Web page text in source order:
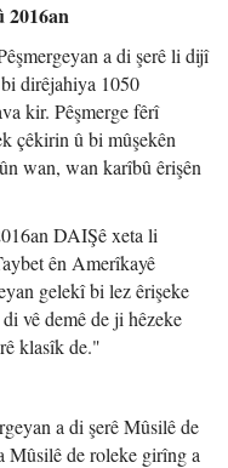
2016an
a di şerê li dijî
dirêjahiya 1050
kir. Pêşmerge fêrî
çêkirin û bi mûşekên
wan, wan karîbû êrişên
DAIŞê xeta li
ên Amerîkayê
gelekî bi lez êrişeke
vê demê de ji hêzeke
klasîk de."
a di şerê Mûsilê de
Mûsilê de roleke girîng a